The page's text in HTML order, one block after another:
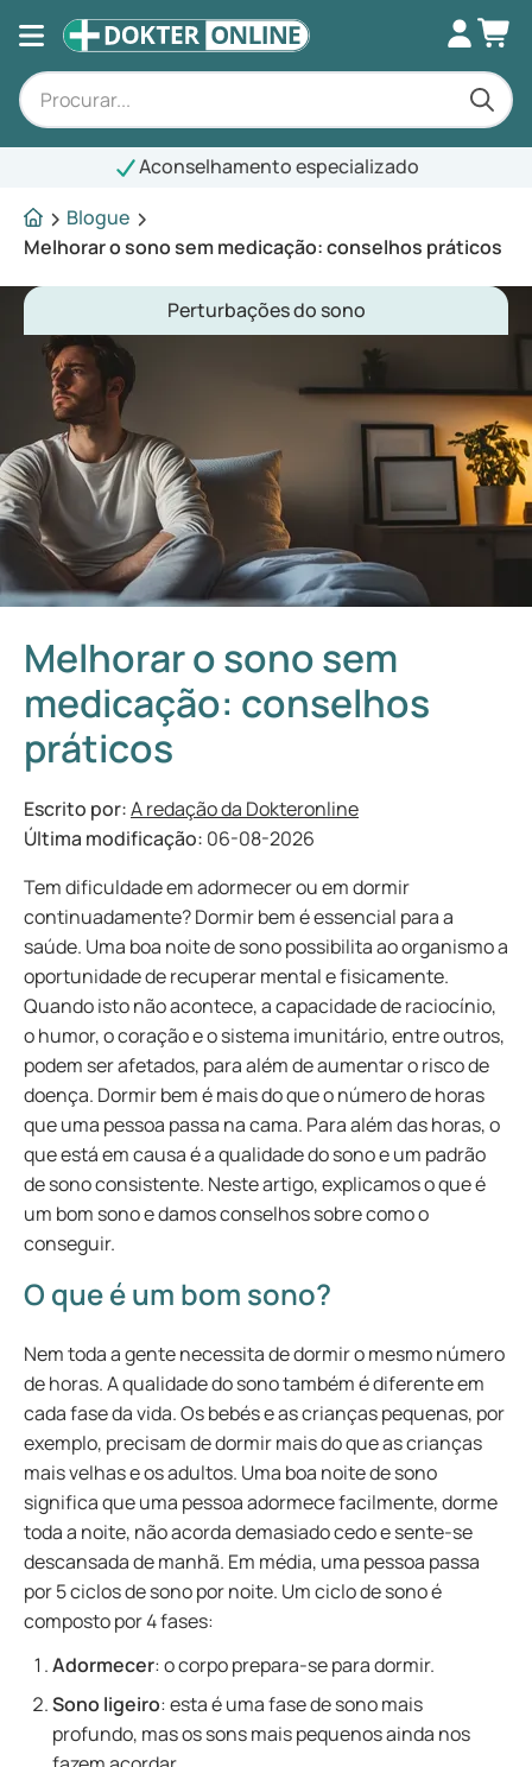
Aconselhamento especializado
Blogue
Melhorar o sono sem medicação: conselhos práticos
Perturbações do sono
Melhorar o sono sem
medicação: conselhos
práticos
Escrito por:A redação da Dokteronline
Última modificação: 06-08-2026
Tem dificuldade em adormecer ou em dormir
continuadamente? Dormir bem é essencial para a
saúde. Uma boa noite de sono possibilita ao organismo a
oportunidade de recuperar mental e fisicamente.
Quando isto não acontece, a capacidade de raciocínio,
o humor, o coração e o sistema imunitário, entre outros,
podem ser afetados, para além de aumentar o risco de
doença. Dormir bem é mais do que o número de horas
que uma pessoa passa na cama. Para além das horas, o
que está em causa é a qualidade do sono e um padrão
de sono consistente. Neste artigo, explicamos o que é
um bom sono e damos conselhos sobre como o
conseguir.
O que é um bom sono?
Nem toda a gente necessita de dormir o mesmo número
de horas. A qualidade do sono também é diferente em
cada fase da vida. Os bebés e as crianças pequenas, por
exemplo, precisam de dormir mais do que as crianças
mais velhas e os adultos. Uma boa noite de sono
significa que uma pessoa adormece facilmente, dorme
toda a noite, não acorda demasiado cedo e sente-se
descansada de manhã. Em média, uma pessoa passa
por 5 ciclos de sono por noite. Um ciclo de sono é
composto por 4 fases:
Adormecer: o corpo prepara-se para dormir.
Sono ligeiro: esta é uma fase de sono mais
profundo, mas os sons mais pequenos ainda nos